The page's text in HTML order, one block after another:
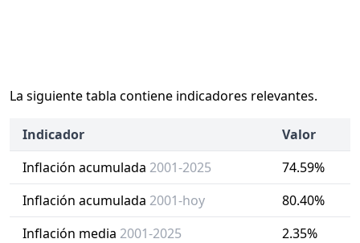
La siguiente tabla contiene indicadores relevantes.
Indicador
Valor
Inflación acumulada 2001-2025
74.59%
Inflación acumulada 2001-hoy
80.40%
Inflación media 2001-2025
2.35%